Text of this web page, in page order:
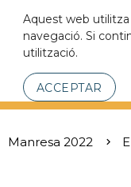
Aquest web
navegació. Si
utilització.
ACCEPTAR
Manresa 2022